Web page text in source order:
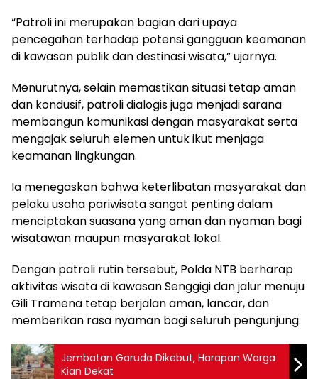
“Patroli ini merupakan bagian dari upaya
pencegahan terhadap potensi gangguan keamanan
di kawasan publik dan destinasi wisata,” ujarnya.
Menurutnya, selain memastikan situasi tetap aman
dan kondusif, patroli dialogis juga menjadi sarana
membangun komunikasi dengan masyarakat serta
mengajak seluruh elemen untuk ikut menjaga
keamanan lingkungan.
Ia menegaskan bahwa keterlibatan masyarakat dan
pelaku usaha pariwisata sangat penting dalam
menciptakan suasana yang aman dan nyaman bagi
wisatawan maupun masyarakat lokal.
Dengan patroli rutin tersebut, Polda NTB berharap
aktivitas wisata di kawasan Senggigi dan jalur menuju
Gili Tramena tetap berjalan aman, lancar, dan
memberikan rasa nyaman bagi seluruh pengunjung.
Jembatan Garuda Dikebut, Harapan Warga
Kian Dekat